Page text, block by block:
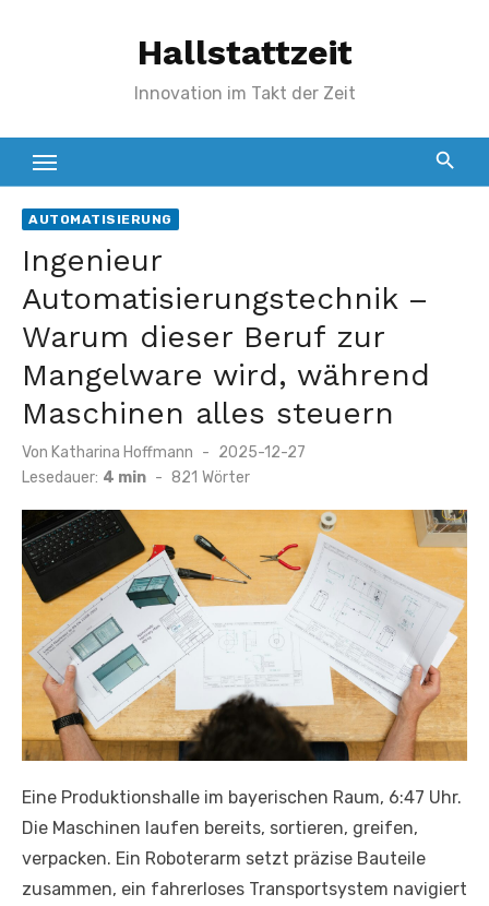
Hallstattzeit
Innovation im Takt der Zeit
AUTOMATISIERUNG
Ingenieur
Automatisierungstechnik –
Warum dieser Beruf zur
Mangelware wird, während
Maschinen alles steuern
Von Katharina Hoffmann
Veröffentlicht
am
2025-12-27
Lesedauer: 4 min - 821 Wörter
Eine Produktionshalle im bayerischen Raum, 6:47 Uhr.
Die Maschinen laufen bereits, sortieren, greifen,
verpacken. Ein Roboterarm setzt präzise Bauteile
zusammen, ein fahrerloses Transportsystem navigiert